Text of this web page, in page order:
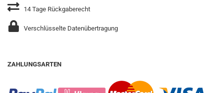
14 Tage Rückgaberecht
Verschlüsselte Datenübertragung
ZAHLUNGSARTEN